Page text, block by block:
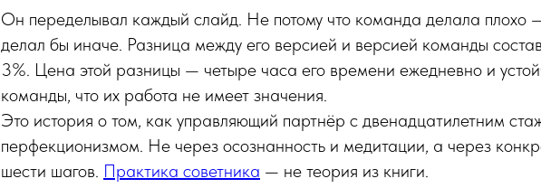
Он переделывал каждый слайд. Не потому что команда делала плохо
делал бы иначе. Разница между его версией и версией команды
3%. Цена этой разницы — четыре часа его времени ежедневно и
команды, что их работа не имеет значения.
Это история о том, как управляющий партнёр с двенадцатилетним
перфекционизмом. Не через осознанность и медитации, а через
шести шагов. Практика советника — не теория из книги.